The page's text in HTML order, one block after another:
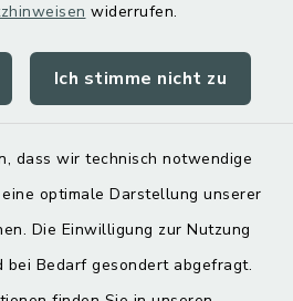
widerrufen.
Ich stimme nicht zu
dass wir technisch notwendige
optimale Darstellung unserer
Die Einwilligung zur Nutzung
Bedarf gesondert abgefragt.
Kontakt